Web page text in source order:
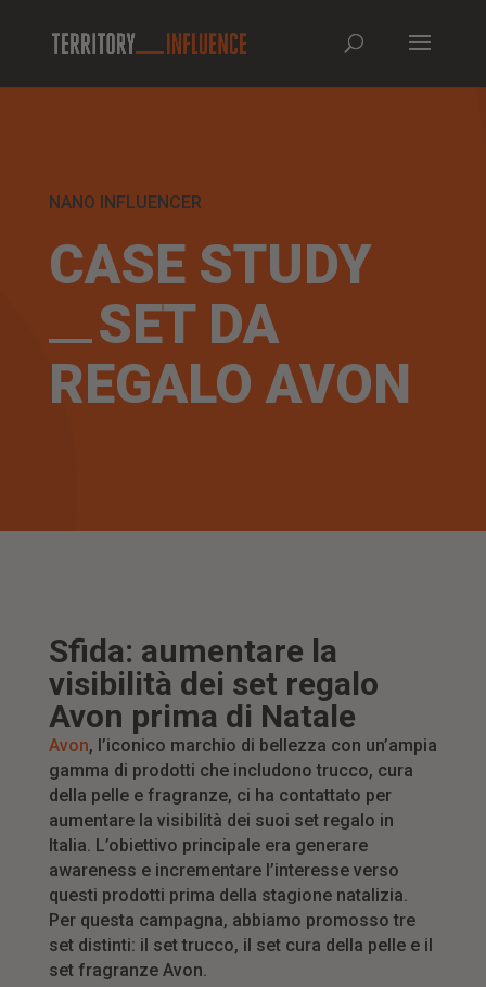
NANO INFLUENCER
CASE STUDY
SET DA
REGALO AVON
Sfida: aumentare la
visibilità dei set regalo
Avon prima di Natale
Avon, l’iconico marchio di bellezza con un’ampia
gamma di prodotti che includono trucco, cura
della pelle e fragranze, ci ha contattato per
aumentare la visibilità dei suoi set regalo in
Italia. L’obiettivo principale era generare
awareness e incrementare l’interesse verso
questi prodotti prima della stagione natalizia.
Per questa campagna, abbiamo promosso tre
set distinti: il set trucco, il set cura della pelle e il
set fragranze Avon.